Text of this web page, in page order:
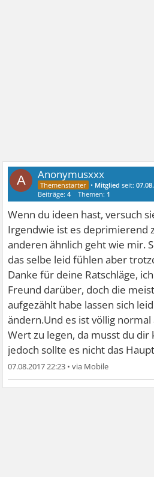
A Anonymusxxx
• Mitglied seit:
Beiträge:4 Themen: 1
Wenn du ideen hast, versuch
Irgendwie ist es deprimierend
anderen ähnlich geht wie mir.
das selbe leid fühlen aber
Danke für deine Ratschläge,
Freund darüber, doch die
aufgezählt habe lassen sich
ändern.Und es ist völlig normal
Wert zu legen, da musst du dir
jedoch sollte es nicht das
07.08.2017 22:23 •